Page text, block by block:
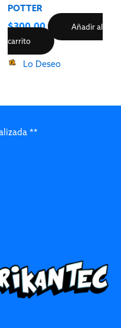
POTTER
$300.00
Añadir al
carrito
Lo Deseo
**